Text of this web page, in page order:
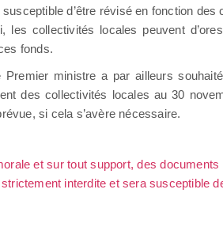
d’être révisé en fonction des
collectivités locales peuvent
fonds.
ministre a par ailleurs
des collectivités locales au 30
si cela s’avère nécessaire.
et sur tout support, des
interdite et sera susceptible